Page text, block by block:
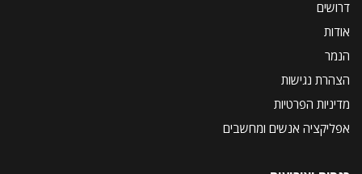
דרושים
אודות
הנמר
הצהרת נגישות
מדיניות הפרטיות
אפליקציה אנשים ומחשבים